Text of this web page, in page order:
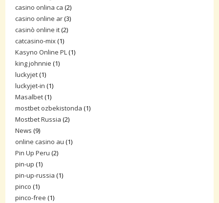
casino onlina ca (2)
casino online ar(3)
casinò online it(2)
catcasino-mix(1)
Kasyno Online PL(1)
king johnnie (1)
luckyjet(1)
luckyjet-in (1)
Masalbet(1)
mostbet ozbekistonda (1)
Mostbet Russia (2)
News (9)
online casino au (1)
Pin Up Peru (2)
pin-up (1)
pin-up-russia (1)
pinco (1)
pinco-free (1)